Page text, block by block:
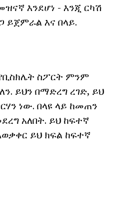
እንደሆነ - እንጂ ርካሽ
ይጀምራል እና በላይ.
ስፖርት ምንም
ይህን በማድረግ ረገድ, ይህ
ነው. በላዩ ላይ ከመጠን
አለበት. ይህ ከፍተኛ
ይህ ክፍል ከፍተኛ